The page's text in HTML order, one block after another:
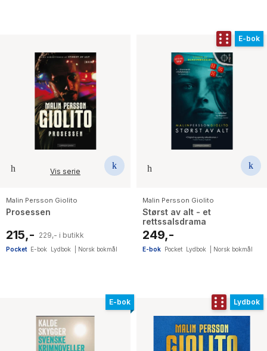
Vis serie
Malin Persson Giolito
Prosessen
215,- 229,- i butikk
Pocket E-bok Lydbok Norsk bokmål
E-bok
Malin Persson Giolito
Størst av alt - et
rettssalsdrama
249,-
E-bok Pocket Lydbok Norsk bokmål
E-bok Lydbok